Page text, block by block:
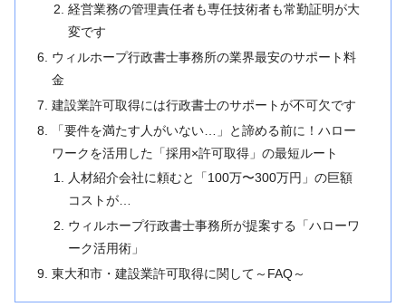
経営業務の管理責任者も専任技術者も常勤証明が大
変です
ウィルホープ行政書士事務所の業界最安のサポート料
金
建設業許可取得には行政書士のサポートが不可欠です
「要件を満たす人がいない…」と諦める前に！ハロー
ワークを活用した「採用×許可取得」の最短ルート
人材紹介会社に頼むと「100万〜300万円」の巨額
コストが…
ウィルホープ行政書士事務所が提案する「ハローワ
ーク活用術」
東大和市・建設業許可取得に関して～FAQ～